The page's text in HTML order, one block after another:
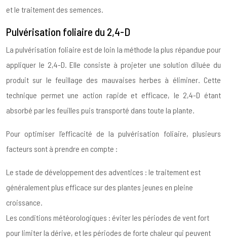
et le traitement des semences.
Pulvérisation foliaire du 2,4-D
La pulvérisation foliaire est de loin la méthode la plus répandue pour
appliquer le 2,4-D. Elle consiste à projeter une solution diluée du
produit sur le feuillage des mauvaises herbes à éliminer. Cette
technique permet une action rapide et efficace, le 2,4-D étant
absorbé par les feuilles puis transporté dans toute la plante.
Pour optimiser l’efficacité de la pulvérisation foliaire, plusieurs
facteurs sont à prendre en compte :
Le stade de développement des adventices : le traitement est
généralement plus efficace sur des plantes jeunes en pleine
croissance.
Les conditions météorologiques : éviter les périodes de vent fort
pour limiter la dérive, et les périodes de forte chaleur qui peuvent